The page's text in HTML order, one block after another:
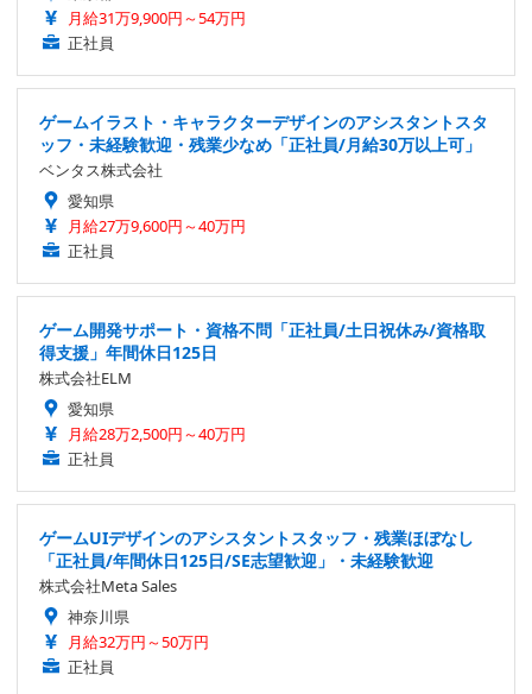
月給31万9,900円～54万円
正社員
ゲームイラスト・キャラクターデザインのアシスタントスタ
ッフ・未経験歓迎・残業少なめ「正社員/月給30万以上可」
ベンタス株式会社
愛知県
月給27万9,600円～40万円
正社員
ゲーム開発サポート・資格不問「正社員/土日祝休み/資格取
得支援」年間休日125日
株式会社ELM
愛知県
月給28万2,500円～40万円
正社員
ゲームUIデザインのアシスタントスタッフ・残業ほぼなし
「正社員/年間休日125日/SE志望歓迎」・未経験歓迎
株式会社Meta Sales
神奈川県
月給32万円～50万円
正社員